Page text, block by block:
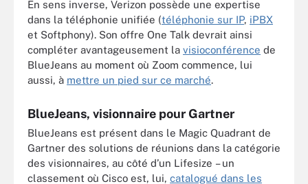
En sens inverse, Verizon possède une expertise
dans la téléphonie unifiée (téléphonie sur IP, iPBX
et Softphony). Son offre One Talk devrait ainsi
compléter avantageusement la visioconférence de
BlueJeans au moment où Zoom commence, lui
aussi, à mettre un pied sur ce marché.
BlueJeans, visionnaire pour Gartner
BlueJeans est présent dans le Magic Quadrant de
Gartner des solutions de réunions dans la catégorie
des visionnaires, au côté d’un Lifesize – un
classement où Cisco est, lui, catalogué dans les